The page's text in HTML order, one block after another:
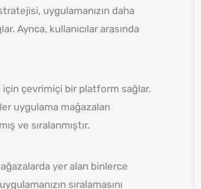
uygulamanızın daha
Ayrıca, kullanıcılar arasında
için çevrimiçi bir platform sağlar.
uygulama mağazaları
ve sıralanmıştır.
yer alan binlerce
sıralamasını